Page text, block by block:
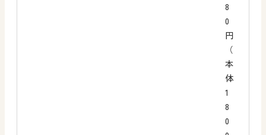
8
0
円
（
本
体
1
8
0